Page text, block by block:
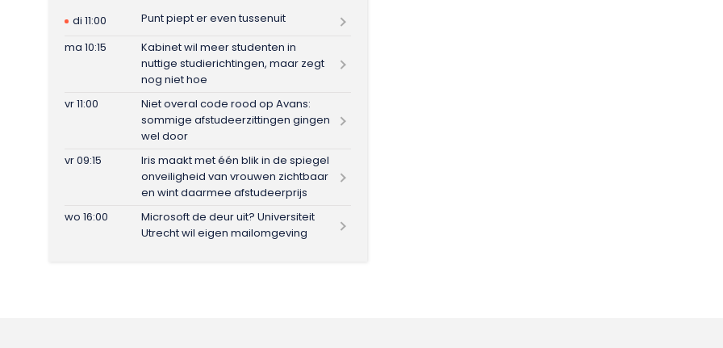
di 11:00
Punt piept er even tussenuit
ma 10:15
Kabinet wil meer studenten in
nuttige studierichtingen, maar zegt
nog niet hoe
vr 11:00
Niet overal code rood op Avans:
sommige afstudeerzittingen gingen
wel door
vr 09:15
Iris maakt met één blik in de spiegel
onveiligheid van vrouwen zichtbaar
en wint daarmee afstudeerprijs
wo 16:00
Microsoft de deur uit? Universiteit
Utrecht wil eigen mailomgeving